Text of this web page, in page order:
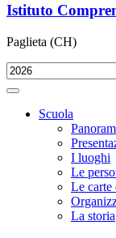
Istituto
Paglieta (CH)
Scuola
I luoghi
Le
Le carte
La storia